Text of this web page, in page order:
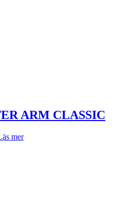
ARM CLASSIC
mer